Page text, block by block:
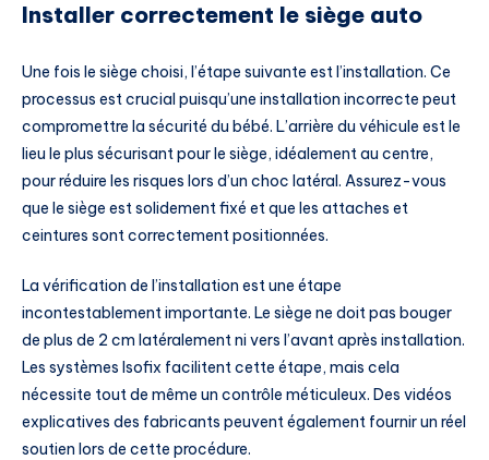
Installer correctement le siège auto
Une fois le siège choisi, l’étape suivante est l’installation. Ce
processus est crucial puisqu’une installation incorrecte peut
compromettre la sécurité du bébé. L’arrière du véhicule est le
lieu le plus sécurisant pour le siège, idéalement au centre,
pour réduire les risques lors d’un choc latéral. Assurez-vous
que le siège est solidement fixé et que les attaches et
ceintures sont correctement positionnées.
La vérification de l’installation est une étape
incontestablement importante. Le siège ne doit pas bouger
de plus de 2 cm latéralement ni vers l’avant après installation.
Les systèmes Isofix facilitent cette étape, mais cela
nécessite tout de même un contrôle méticuleux. Des vidéos
explicatives des fabricants peuvent également fournir un réel
soutien lors de cette procédure.